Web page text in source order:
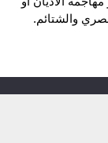
والشتائم.